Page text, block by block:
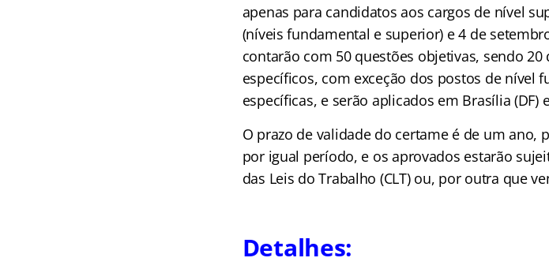
apenas para candidatos aos cargos de nível
(níveis fundamental e superior) e 4 de
contarão com 50 questões objetivas, sendo
específicos, com exceção dos postos de nível
específicas, e serão aplicados em Brasília (DF)
O prazo de validade do certame é de um ano,
por igual período, e os aprovados estarão
das Leis do Trabalho (CLT) ou, por outra que
Detalhes: